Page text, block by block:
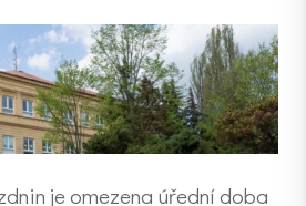
je omezena úřední doba